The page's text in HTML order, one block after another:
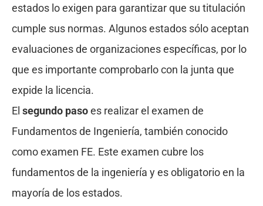
estados lo exigen para garantizar que su titulación
cumple sus normas. Algunos estados sólo aceptan
evaluaciones de organizaciones específicas, por lo
que es importante comprobarlo con la junta que
expide la licencia.
El segundo pasoes realizar el examen de
Fundamentos de Ingeniería, también conocido
como examen FE. Este examen cubre los
fundamentos de la ingeniería y es obligatorio en la
mayoría de los estados.